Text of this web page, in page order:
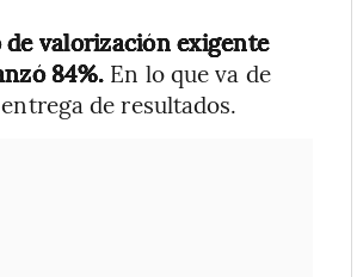
valorización exigente
84%. En lo que va de
de resultados.